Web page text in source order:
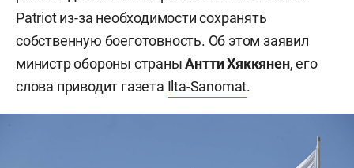
Patriot из-за необходимости сохранять
собственную боеготовность. Об этом заявил
министр обороны страныАнтти Хяккянен, его
слова приводит газета Ilta-Sanomat.